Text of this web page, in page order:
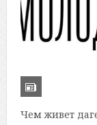
Чем живет